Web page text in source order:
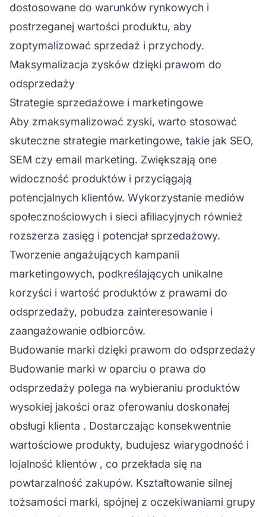
dostosowane do warunków rynkowych i
postrzeganej wartości produktu, aby
zoptymalizować sprzedaż i przychody.
Maksymalizacja zysków dzięki prawom do
odsprzedaży
Strategie sprzedażowe i marketingowe
Aby zmaksymalizować zyski, warto stosować
skuteczne strategie marketingowe, takie jak SEO,
SEM czy email marketing. Zwiększają one
widoczność produktów i przyciągają
potencjalnych klientów. Wykorzystanie mediów
społecznościowych i sieci afiliacyjnych również
rozszerza zasięg i potencjał sprzedażowy.
Tworzenie angażujących kampanii
marketingowych, podkreślających unikalne
korzyści i wartość produktów z prawami do
odsprzedaży, pobudza zainteresowanie i
zaangażowanie odbiorców.
Budowanie marki dzięki prawom do odsprzedaży
Budowanie marki w oparciu o prawa do
odsprzedaży polega na wybieraniu produktów
wysokiej jakości oraz oferowaniu doskonałej
obsługi klienta . Dostarczając konsekwentnie
wartościowe produkty, budujesz wiarygodność i
lojalność klientów , co przekłada się na
powtarzalność zakupów. Kształtowanie silnej
tożsamości marki, spójnej z oczekiwaniami grupy